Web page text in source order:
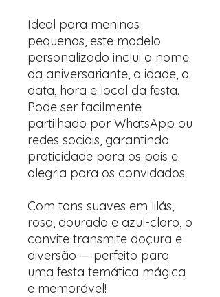
Ideal para meninas
pequenas, este modelo
personalizado inclui o nome
da aniversariante, a idade, a
data, hora e local da festa.
Pode ser facilmente
partilhado por WhatsApp ou
redes sociais, garantindo
praticidade para os pais e
alegria para os convidados.
Com tons suaves em lilás,
rosa, dourado e azul-claro, o
convite transmite doçura e
diversão — perfeito para
uma festa temática mágica
e memorável!